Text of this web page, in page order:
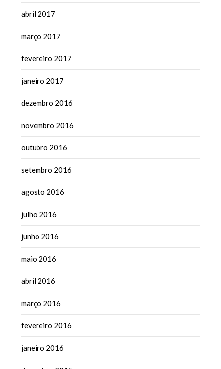
abril 2017
março 2017
fevereiro 2017
janeiro 2017
dezembro 2016
novembro 2016
outubro 2016
setembro 2016
agosto 2016
julho 2016
junho 2016
maio 2016
abril 2016
março 2016
fevereiro 2016
janeiro 2016